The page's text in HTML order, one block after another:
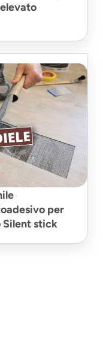
per
Silent stick